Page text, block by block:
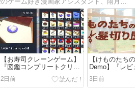
【お寿司クレーンゲーム】
『図鑑コンプリートクリア
感想』note更新
2日前
【けものたち
Demo】『レビ
想・解説』
3日前